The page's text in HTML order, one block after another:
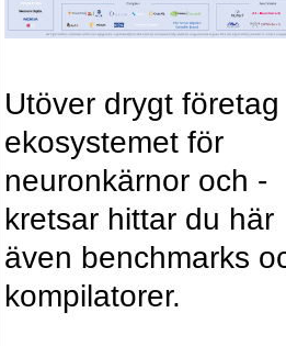
Utöver drygt företag
ekosystemet för
neuronkärnor och -
kretsar hittar du här
även benchmarks
kompilatorer.